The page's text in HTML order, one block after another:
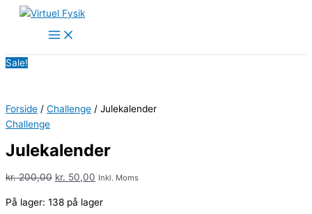
Sale!
Forside / Challenge / Julekalender
Challenge
Julekalender
kr.200,00
oprindelige
pris
var:
kr. 50,00
er:
Inkl. Moms
På lager: 138 på lager
Julekalender